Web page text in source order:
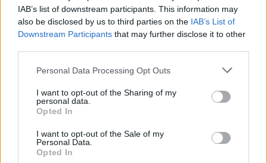
IAB’s list of downstream participants. This information may
also be disclosed by us to third parties on the IAB’s List of
Downstream Participants that may further disclose it to other
Please note that this website/app uses one or more Google
not limited to your visit or usage behaviour. You may click to
grant or deny consent to Google and its third-party tags to
use your data for below specified purposes in below Google
consent section.
Personal Data Processing Opt Outs
I want to opt-out of the Sharing of my
personal data.
Opted In
I want to opt-out of the Sale of my
Personal Data.
Opted In
Dragostea acestor zodii arde mai
fierbinte ca focul
6 zodii care se vor casatori cu sufletul
Tot ce trebuie sa faci este sa te inscrii la concursul
nostru, care se va desfasura in perioada 16.05.2017-
completand in formularul de mai jos adresa de
mail, numele si prenumele, precum si numarul de